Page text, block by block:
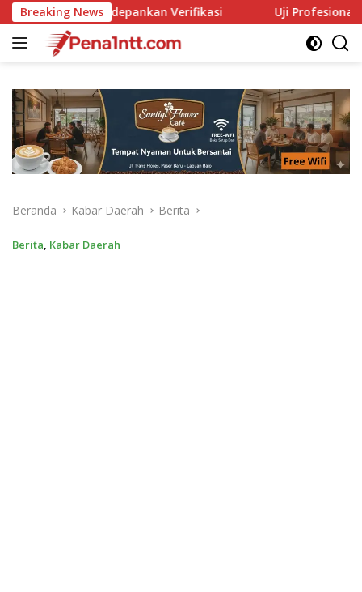
Langsung
ke
konten
Breaking NewsUji Profesionalisme Polsek Dampek, LBH
Beranda Kabar Daerah Berita
Berita Kabar Daerah